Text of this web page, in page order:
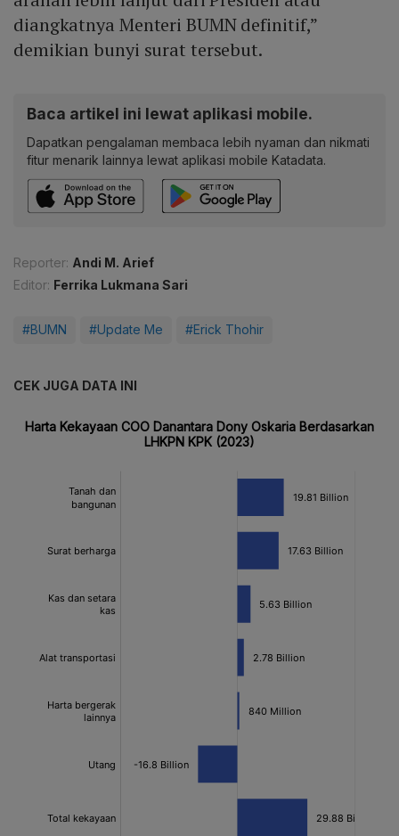
diangkatnya Menteri BUMN definitif,”
demikian bunyi surat tersebut.
Baca artikel ini lewat aplikasi mobile.
Dapatkan pengalaman membaca lebih nyaman dan nikmati
fitur menarik lainnya lewat aplikasi mobile Katadata.
Reporter: Andi M. Arief
Editor: Ferrika Lukmana Sari
#BUMN #Update Me #Erick Thohir
CEK JUGA DATA INI